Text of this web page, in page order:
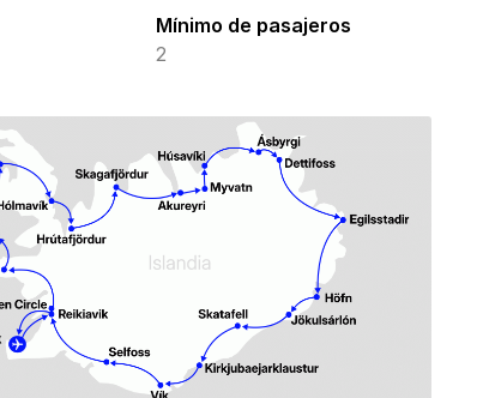
Mínimo de pasajeros
2